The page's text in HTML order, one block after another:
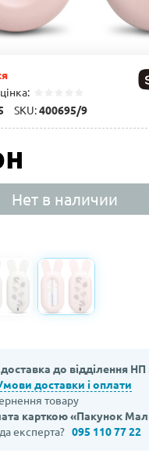
SKU:400695/9
Нет в наличии
до відділення НП
доставки і оплати
товару
карткою «Пакунок
експерта? 095 110 77 22